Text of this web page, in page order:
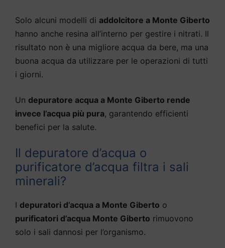
Solo alcuni modelli di addolcitore a Monte Giberto
hanno anche resina all’interno per gestire i nitrati. Il
risultato non è una migliore acqua da bere, ma una
buona acqua da utilizzare per le operazioni di tutti
i giorni.
Un depuratore acqua a Monte Giberto rende
invece l’acqua più pura, garantendo efficienti
benefici per la salute.
Il depuratore d’acqua o
purificatore d’acqua filtra i sali
minerali?
I depuratori d’acqua a Monte Giberto o
purificatori d’acqua Monte Giberto rimuovono
solo i sali dannosi per l’organismo.